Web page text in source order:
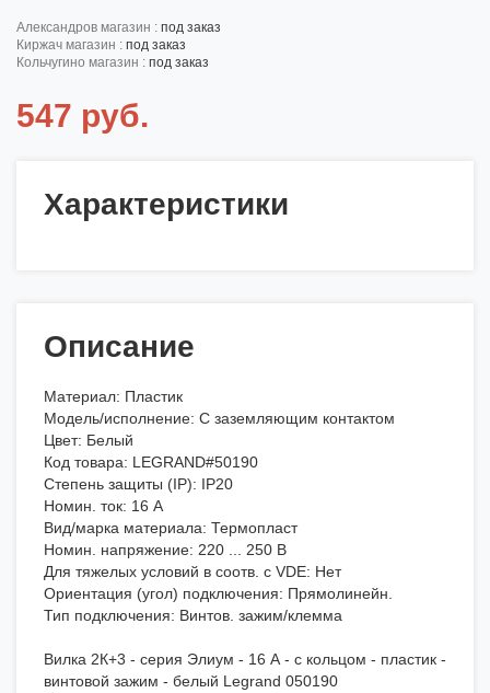
александров магазин : под заказ
киржач магазин : под заказ
кольчугино магазин : под заказ
547 руб.
Характеристики
Описание
Материал: Пластик
Модель/исполнение: С заземляющим контактом
Цвет: Белый
Код товара: LEGRAND#50190
Степень защиты (IP): IP20
Номин. ток: 16 А
Вид/марка материала: Термопласт
Номин. напряжение: 220 ... 250 В
Для тяжелых условий в соотв. с VDE: Нет
Ориентация (угол) подключения: Прямолинейн.
Тип подключения: Винтов. зажим/клемма
Вилка 2К+3 - серия Элиум - 16 А - с кольцом - пластик -
винтовой зажим - белый Legrand 050190